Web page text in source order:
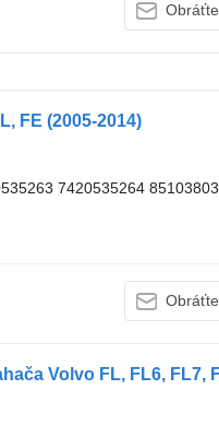
FE (2005-2014)
7420535264 85103803